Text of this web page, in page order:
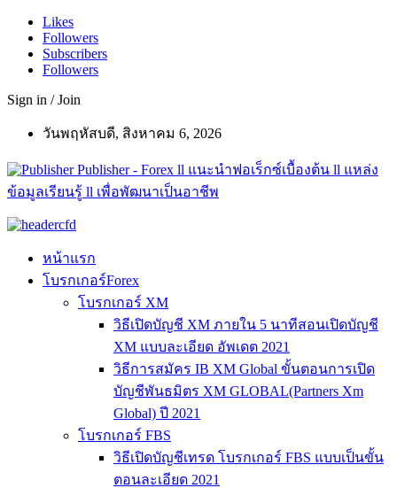
Likes
Followers
Subscribers
Followers
Sign in / Join
วันพฤหัสบดี, สิงหาคม 6, 2026
Publisher - Forex ll แนะนำฟอเร็กซ์เบื้องต้น ll แหล่ง
ข้อมูลเรียนรู้ ll เพื่อพัฒนาเป็นอาชีพ
หน้าแรก
โบรกเกอร์Forex
โบรกเกอร์ XM
วิธีเปิดบัญชี XM ภายใน 5 นาทีสอนเปิดบัญชี
XM แบบละเอียด อัพเดต 2021
วิธีการสมัคร IB XM Global ขั้นตอนการเปิด
บัญชีพันธมิตร XM GLOBAL(Partners Xm
Global) ปี 2021
โบรกเกอร์ FBS
วิธีเปิดบัญชีเทรด โบรกเกอร์ FBS แบบเป็นขั้น
ตอนละเอียด 2021